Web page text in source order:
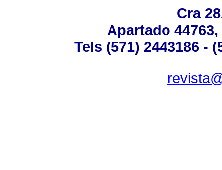
Cra
Apartado
Tels (571) 2443186 -